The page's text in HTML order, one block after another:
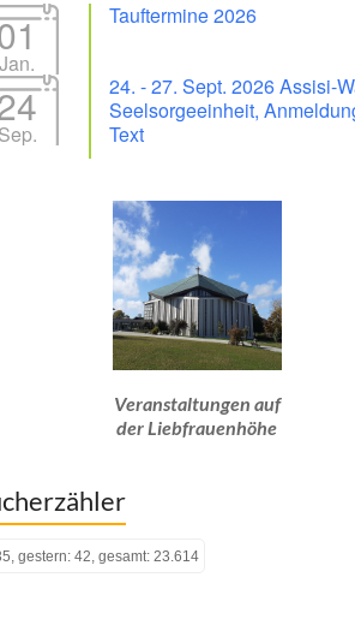
Jan.
Tauftermine 2026
Sep.
24. - 27. Sept. 2026 Assisi-
Seelsorgeeinheit,
Text
Veranstaltungen auf
der Liebfrauenhöhe
gestern: 42, gesamt: 23.614